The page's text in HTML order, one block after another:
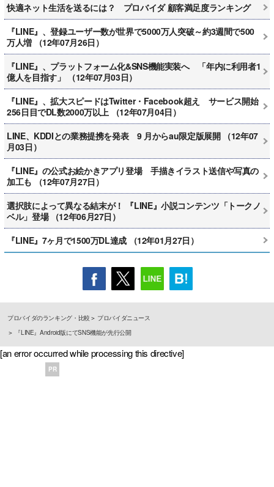
快適ネット生活を送るには？ プロバイダ 顧客満足度ランキング
『LINE』、登録ユーザー数が世界で5000万人突破～約3週間で500
万人増 （12年07月26日）
『LINE』、プラットフォーム化&SNS機能実装へ 「年内に利用者1
億人を目指す」 （12年07月03日）
『LINE』、拡大スピードはTwitter・Facebook超え サービス開始
256日目でDL数2000万以上 （12年07月04日）
LINE、KDDIとの業務提携を発表 9 月からau限定版展開 （12年07
月03日）
『LINE』の公式お絵かきアプリ登場 手描きイラスト送信や写真の
加工も （12年07月27日）
選択肢によって異なる結末が！ 『LINE』小説コンテンツ「トークノ
ベル」登場 （12年06月27日）
『LINE』7ヶ月で1500万DL達成 （12年01月27日）
プロバイダのランキング・比較
プロバイダニュース
『LINE』Android版にてSNS機能が先行公開
[an error occurred while processing this directive]
PR